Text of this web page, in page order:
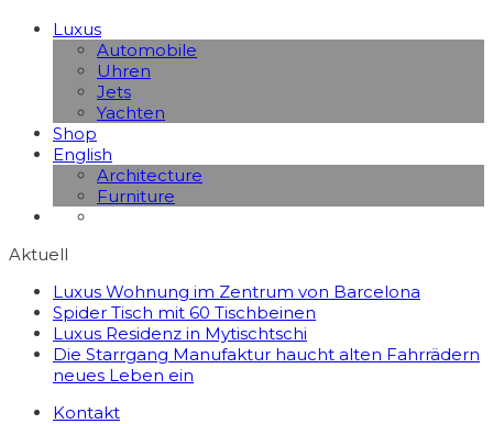
Luxus
Automobile
Uhren
Jets
Yachten
Shop
English
Architecture
Furniture
Aktuell
Luxus Wohnung im Zentrum von Barcelona
Spider Tisch mit 60 Tischbeinen
Luxus Residenz in Mytischtschi
Die Starrgang Manufaktur haucht alten Fahrrädern
neues Leben ein
Kontakt